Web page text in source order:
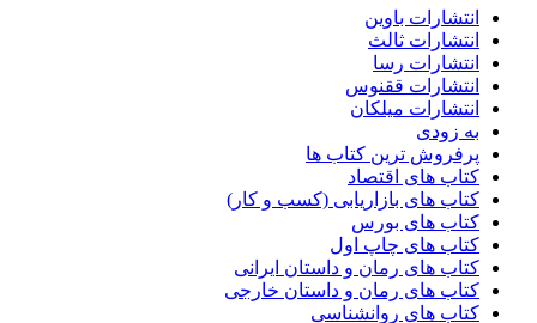
انتشارات باوین
انتشارات ثالث
انتشارات رسا
انتشارات ققنوس
انتشارات میلکان
به زودی
پرفروش ترین کتاب ها
کتاب های اقتصاد
کتاب های بازاریابی (کسب و کار)
کتاب های بورس
کتاب های چاپ اول
کتاب های رمان و داستان ایرانی
کتاب های رمان و داستان خارجی
کتاب های روانشناسی